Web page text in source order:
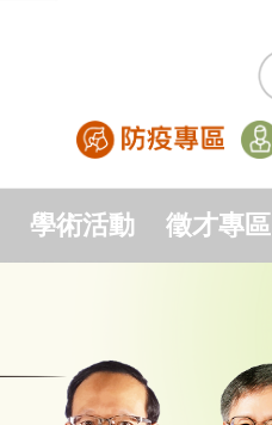
學術活動 徵才專區